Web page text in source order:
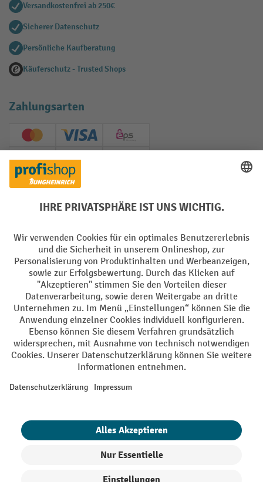
Versandkostenfrei ab 250€
Sicherer Datenschutz
Persönliche Kaufberatung
Käuferschutz - Trusted Shops
Zahlungsarten
Creditcard (Master)Creditcard (Visa)
EPS
PayPal
Soziale Netzwerke
Impressum Datenschutz
Barrierefreiheit Privacy Settings
Alle Preise exkl. gesetzl. Mehrwertsteuer zzgl.Versandkostenund ggf.
Nachnahmegebühren, wenn nicht anders angegeben.
¹ Der Rabatt gilt so lange der Vorrat reicht. Der Rabatt gilt nicht auf
oder Gutscheinen ist nicht möglich. | ² Der Rabatt wird einmalig bei
eingelöst werden. Die Höhe des Rabatts variiert je nach
Produktkategorie und beträgt bis zu 10 % (10 % auf Lager, Umwelt,
Heben | 7% auf Büro). Ausgenommen sind Elektro-Hubwagen,